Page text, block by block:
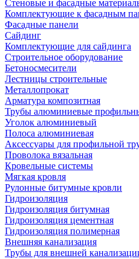
Стеновые и фасадные
Комплектующие к фасадным
Фасадные панели
Сайдинг
Комплектующие для сайдинга
Строительное оборудование
Бетоносмесители
Лестницы строительные
Металлопрокат
Арматура композитная
Трубы алюминиевые
Уголок алюминиевый
Полоса алюминиевая
Аксессуары для профильной
Проволока вязальная
Кровельные системы
Мягкая кровля
Рулонные битумные кровли
Гидроизоляция
Гидроизоляция битумная
Гидроизоляция цементная
Гидроизоляция полимерная
Внешняя канализация
Трубы для внешней